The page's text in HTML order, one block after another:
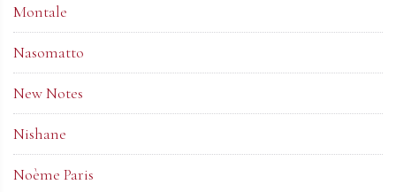
Montale
Nasomatto
New Notes
Nishane
Noème Paris